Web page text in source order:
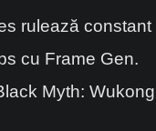
rulează
cu Frame Gen.
Myth: